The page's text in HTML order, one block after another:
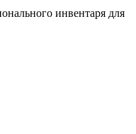
инвентаря для